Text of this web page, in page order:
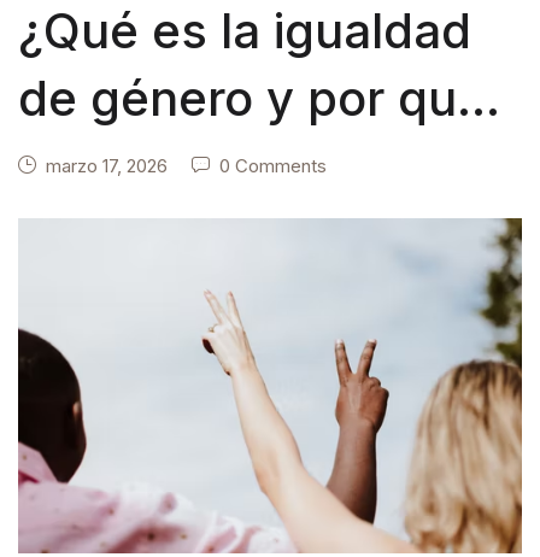
¿Qué es la igualdad
de género y por qué
la necesitamos?
marzo 17, 2026 0 Comments